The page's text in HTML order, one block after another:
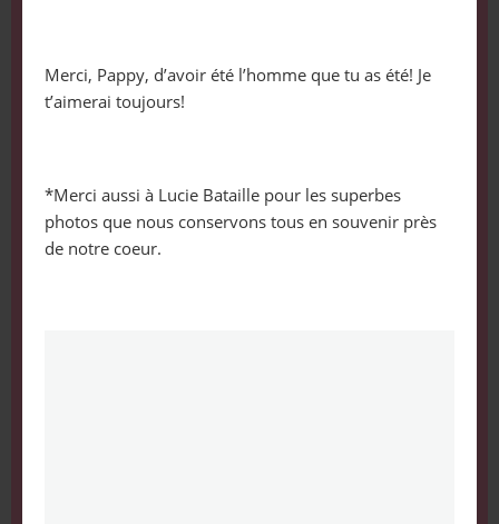
Merci, Pappy, d’avoir été l’homme que tu as été! Je
t’aimerai toujours!
*Merci aussi à Lucie Bataille pour les superbes
photos que nous conservons tous en souvenir près
de notre coeur.